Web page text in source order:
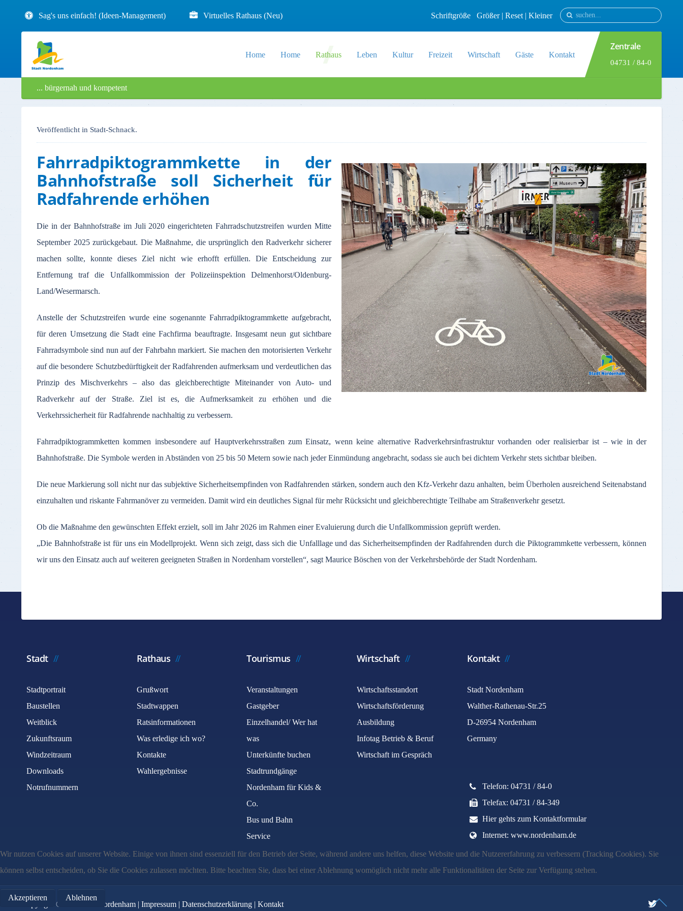
Sag's uns einfach! (Ideen-Management) Virtuelles Rathaus (Neu) Schriftgröße Größer| Reset | Kleiner
Home Home Rathaus Leben Kultur Freizeit Wirtschaft Gäste Kontakt
Zentrale
04731 / 84-0
... bürgernah und kompetent
Veröffentlicht in Stadt-Schnack.
Fahrradpiktogrammkette in der
Bahnhofstraße soll Sicherheit für
Radfahrende erhöhen
Die in der Bahnhofstraße im Juli 2020 eingerichteten Fahrradschutzstreifen wurden Mitte
September 2025 zurückgebaut. Die Maßnahme, die ursprünglich den Radverkehr sicherer
machen sollte, konnte dieses Ziel nicht wie erhofft erfüllen. Die Entscheidung zur
Entfernung traf die Unfallkommission der Polizeiinspektion Delmenhorst/Oldenburg-
Land/Wesermarsch.
Anstelle der Schutzstreifen wurde eine sogenannte Fahrradpiktogrammkette aufgebracht,
für deren Umsetzung die Stadt eine Fachfirma beauftragte. Insgesamt neun gut sichtbare
Fahrradsymbole sind nun auf der Fahrbahn markiert. Sie machen den motorisierten Verkehr
auf die besondere Schutzbedürftigkeit der Radfahrenden aufmerksam und verdeutlichen das
Prinzip des Mischverkehrs – also das gleichberechtigte Miteinander von Auto- und
Radverkehr auf der Straße. Ziel ist es, die Aufmerksamkeit zu erhöhen und die
Verkehrssicherheit für Radfahrende nachhaltig zu verbessern.
Fahrradpiktogrammketten kommen insbesondere auf Hauptverkehrsstraßen zum Einsatz, wenn keine alternative Radverkehrsinfrastruktur vorhanden oder realisierbar ist – wie in der
Bahnhofstraße. Die Symbole werden in Abständen von 25 bis 50 Metern sowie nach jeder Einmündung angebracht, sodass sie auch bei dichtem Verkehr stets sichtbar bleiben.
Die neue Markierung soll nicht nur das subjektive Sicherheitsempfinden von Radfahrenden stärken, sondern auch den Kfz-Verkehr dazu anhalten, beim Überholen ausreichend Seitenabstand
einzuhalten und riskante Fahrmanöver zu vermeiden. Damit wird ein deutliches Signal für mehr Rücksicht und gleichberechtigte Teilhabe am Straßenverkehr gesetzt.
Ob die Maßnahme den gewünschten Effekt erzielt, soll im Jahr 2026 im Rahmen einer Evaluierung durch die Unfallkommission geprüft werden.
„Die Bahnhofstraße ist für uns ein Modellprojekt. Wenn sich zeigt, dass sich die Unfalllage und das Sicherheitsempfinden der Radfahrenden durch die Piktogrammkette verbessern, können
wir uns den Einsatz auch auf weiteren geeigneten Straßen in Nordenham vorstellen“, sagt Maurice Böschen von der Verkehrsbehörde der Stadt Nordenham.
Stadt
Stadtportrait
Baustellen
Weitblick
Zukunftsraum
Windzeitraum
Downloads
Notrufnummern
Rathaus
Grußwort
Stadtwappen
Ratsinformationen
Was erledige ich wo?
Kontakte
Wahlergebnisse
Tourismus
Veranstaltungen
Gastgeber
Einzelhandel/ Wer hat
was
Unterkünfte buchen
Stadtrundgänge
Nordenham für Kids &
Co.
Bus und Bahn
Service
Wirtschaft
Wirtschaftsstandort
Wirtschaftsförderung
Ausbildung
Infotag Betrieb & Beruf
Wirtschaft im Gespräch
Kontakt
Stadt Nordenham
Walther-Rathenau-Str.25
D-26954 Nordenham
Germany
Telefon: 04731 / 84-0
Telefax: 04731 / 84-349
Hier gehts zum Kontaktformular
Internet: www.nordenham.de
Copyright © MMXXII Nordenham | Impressum | Datenschutzerklärung | Kontakt
Wir nutzen Cookies auf unserer Website. Einige von ihnen sind essenziell für den Betrieb der Seite, während andere uns helfen, diese Website und die Nutzererfahrung zu verbessern (Tracking Cookies). Sie
können selbst entscheiden, ob Sie die Cookies zulassen möchten. Bitte beachten Sie, dass bei einer Ablehnung womöglich nicht mehr alle Funktionalitäten der Seite zur Verfügung stehen.
Akzeptieren
Ablehnen